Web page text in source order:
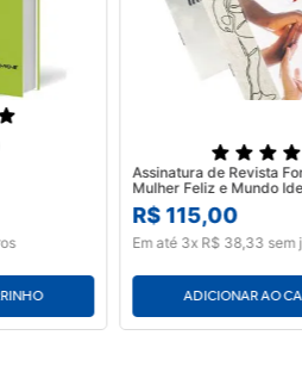
Assinatura de Revista
R$ 115,00
Em até 3x R$ 38, 33 sem
ADICIONAR AO